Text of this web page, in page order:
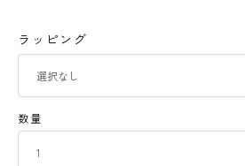
取り扱いについて
- 本来の用途以外でのご使用はおやめ下さい｡
す｡
- 温度･湿度の低い所に保存して下さい｡
ラッピング
数量